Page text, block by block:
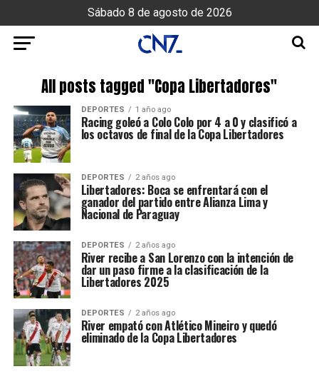
Sábado 8 de agosto de 2026
All posts tagged "Copa Libertadores"
DEPORTES 1 año ago
Racing goleó a Colo Colo por 4 a 0 y clasificó a
los octavos de final de la Copa Libertadores
DEPORTES 2 años ago
Libertadores: Boca se enfrentará con el
ganador del partido entre Alianza Lima y
Nacional de Paraguay
DEPORTES 2 años ago
River recibe a San Lorenzo con la intención de
dar un paso firme a la clasificación de la
Libertadores 2025
DEPORTES 2 años ago
River empató con Atlético Mineiro y quedó
eliminado de la Copa Libertadores